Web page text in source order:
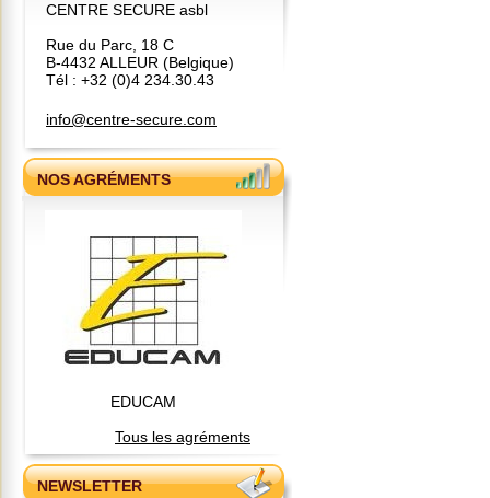
CENTRE SECURE asbl
Rue du Parc, 18 C
B-4432 ALLEUR (Belgique)
Tél : +32 (0)4 234.30.43
info@centre-secure.com
NOS AGRÉMENTS
EDUCAM
Tous les agréments
NEWSLETTER